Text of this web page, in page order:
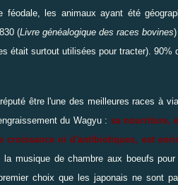
féodale, les animaux ayant été
(Livre généalogique des races bovines
était surtout utilisées pour tracter).
être l'une des meilleures races à
du Wagyu : sa nourriture,
croissance ni d'antibiotiques, est
musique de chambre aux boeufs
choix que les japonais ne sont